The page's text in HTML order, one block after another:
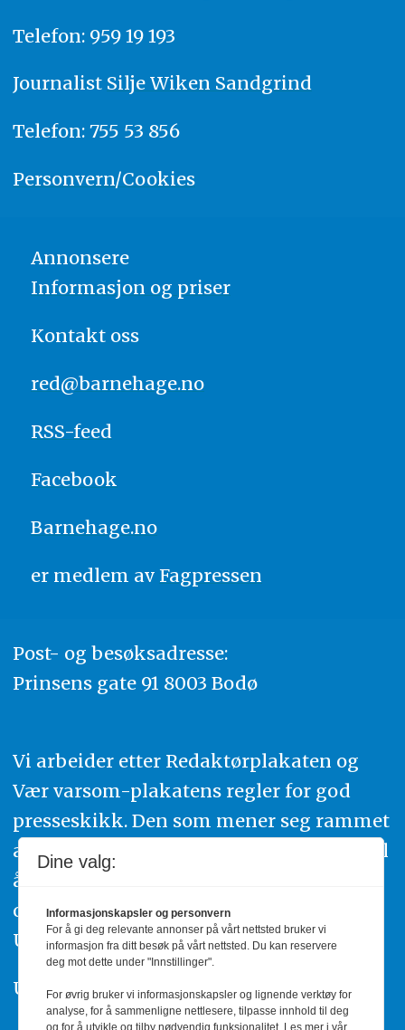
Telefon: 959 19 193
Journalist Silje Wiken Sandgrind
Telefon: 755 53 856
Personvern/Cookies
Annonsere
Informasjon og priser
Kontakt oss
red@barnehage.no
RSS-feed
Facebook
Barnehage.no
er medlem av Fagpressen
Post- og besøksadresse:
Prinsens gate 91 8003 Bodø
Vi arbeider etter Redaktørplakaten og
Vær varsom-plakatens regler for god
presseskikk. Den som mener seg rammet
av urettmessig publisering, oppfordres til
å ta kontakt med redaksjonen. Du kan
også klage inn saker til Pressens Faglige
Utvalg,www.pfu.no.
Utgiver: PBL
Dine valg:
Informasjonskapsler og personvern
For å gi deg relevante annonser på vårt nettsted bruker vi
informasjon fra ditt besøk på vårt nettsted. Du kan reservere
deg mot dette under "Innstillinger".
For øvrig bruker vi informasjonskapsler og lignende verktøy for
analyse, for å sammenligne nettlesere, tilpasse innhold til deg
og for å utvikle og tilby nødvendig funksjonalitet. Les mer i vår